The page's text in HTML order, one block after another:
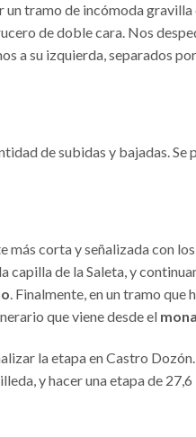
tramo de incómoda
de doble cara. Nos
a su izquierda, separados
de subidas y bajadas.
corta y señalizada con
capilla de la Saleta, y
. Finalmente, en un tramo que
que viene desde el
la etapa en Castro
y hacer una etapa de 27,6